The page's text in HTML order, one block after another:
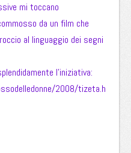
mi toccano
da un film che
al linguaggio dei segni
l’iniziativa:
2008/tizeta.h